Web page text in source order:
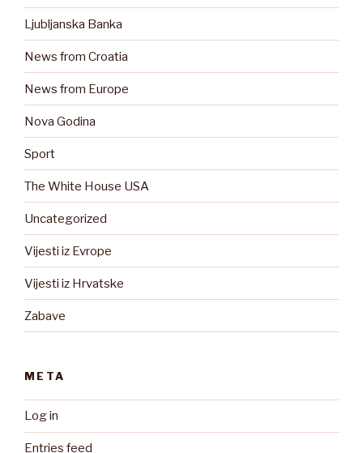
Ljubljanska Banka
News from Croatia
News from Europe
Nova Godina
Sport
The White House USA
Uncategorized
Vijesti iz Evrope
Vijesti iz Hrvatske
Zabave
META
Log in
Entries feed